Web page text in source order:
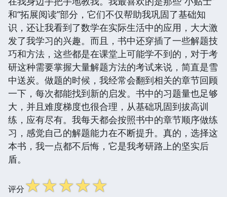
和“拓展阅读”部分，它们不仅帮助我巩固了基础知
识，还让我看到了数学在实际生活中的应用，大大激
发了我学习的兴趣。而且，书中还穿插了一些解题技
巧和方法，这些都是在课堂上可能学不到的，对于考
研这种需要掌握大量解题方法的考试来说，简直是雪
中送炭。做题的时候，我经常会翻到相关的章节回顾
一下，每次都能找到新的启发。书中的习题量也足够
大，并且难度梯度也很合理，从基础巩固到拔高训
练，应有尽有。我每天都会按照书中的章节顺序做练
习，感觉自己的解题能力在不断提升。真的，选择这
本书，我一点都不后悔，它是我考研路上的坚实后
盾。
评分☆☆☆☆☆